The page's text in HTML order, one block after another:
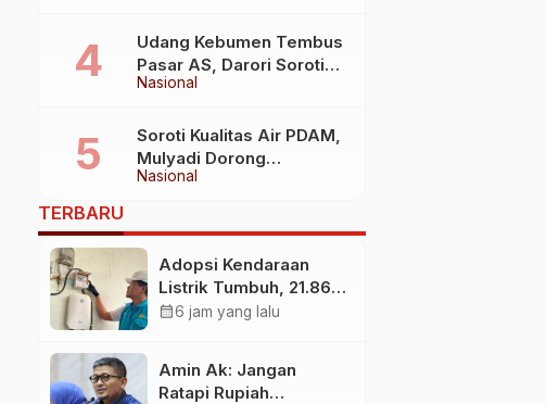
Kelautan dan Perikanan
Nasional
Udang Kebumen Tembus
Pasar AS, Darori Soroti
Dampaknya bagi Warga
Nasional
Soroti Kualitas Air PDAM,
Mulyadi Dorong
Standardisasi Lewat RUU
TERBARU
Adopsi Kendaraan
Listrik Tumbuh, 21.865
Pelanggan Baru
pada Semester I 2026
calendar_month6 jam yang lalu
Amin Ak: Jangan
Ratapi Rupiah